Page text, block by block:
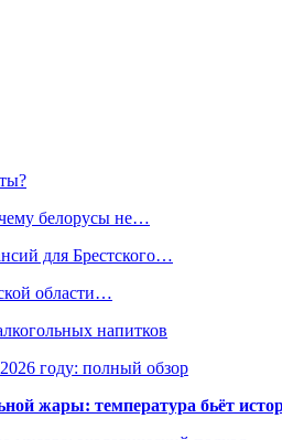
белорусы не…
для Брестского…
области…
напитков
году: полный обзор
жары: температура бьёт